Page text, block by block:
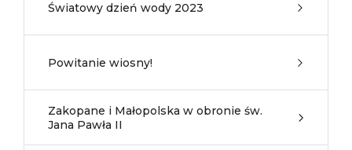
Światowy dzień wody 2023
Powitanie wiosny!
Zakopane i Małopolska w obronie św.
Jana Pawła II